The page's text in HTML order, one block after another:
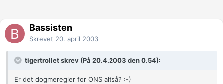
Bassisten
Skrevet 20. april 2003
tigertrollet skrev (På 20.4.2003 den 0.54):
Er det dogmeregler for ONS altså? :-)